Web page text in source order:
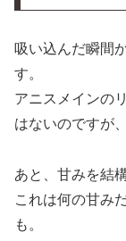
吸い込んだ瞬間
す。
アニスメインの
はないのですが
あと、甘みを結
これは何の甘み
も。